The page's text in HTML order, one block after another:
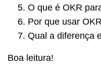
O que é OKR
Por que usar
Qual a diferença
Boa leitura!